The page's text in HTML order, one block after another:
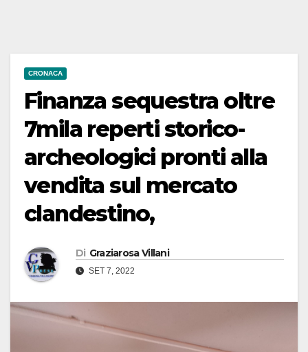
CRONACA
Finanza sequestra oltre
7mila reperti storico-
archeologici pronti alla
vendita sul mercato
clandestino,
Di Graziarosa Villani
SET 7, 2022